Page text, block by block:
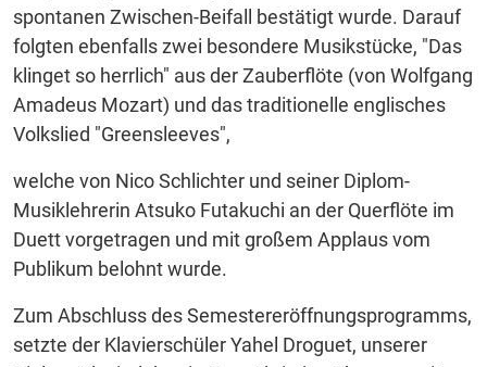
spontanen Zwischen-Beifall bestätigt wurde. Darauf
folgten ebenfalls zwei besondere Musikstücke, "Das
klinget so herrlich" aus der Zauberflöte (von Wolfgang
Amadeus Mozart) und das traditionelle englisches
Volkslied "Greensleeves",
welche von Nico Schlichter und seiner Diplom-
Musiklehrerin Atsuko Futakuchi an der Querflöte im
Duett vorgetragen und mit großem Applaus vom
Publikum belohnt wurde.
Zum Abschluss des Semestereröffnungsprogramms,
setzte der Klavierschüler Yahel Droguet, unserer